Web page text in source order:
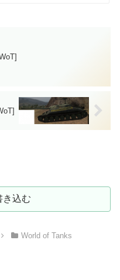
き込む
World of Tanks